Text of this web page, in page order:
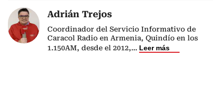
Adrián Trejos
Coordinador del Servicio Informativo de
Caracol Radio en Armenia, Quindío en los
1.150AM, desde el 2012,... Leer más